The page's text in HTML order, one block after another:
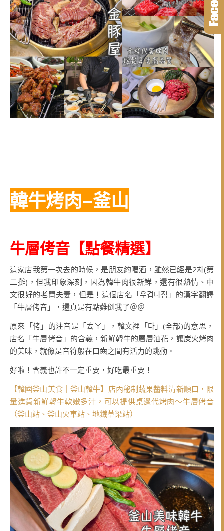
韓牛烤肉–釜山
牛層侤音 【點餐精選】
這家店我第一次去的時候，是朋友約喝酒，雖然已經是2차(第
二攤)，但我印象深刻，因為韓牛肉很新鮮，還有很熱情、中
文很好的老闆夫妻，但是！這個店名「우겹다짐」的漢字翻譯
「牛層侤音」，還真是有點難倒我了＠＠
原來「侤」的注音是「ㄊㄚ」，韓文裡「다」(全部)的意思，
店名「牛層侤音」的含義，新鮮韓牛的層層油花，讓炭火烤肉
的美味，就像是音符般在口齒之間有活力的跳動。
好啦！含義也許不一定重要，好吃最重要！
【韓國釜山美食｜釜山韓牛】店內秘制蔬果醬料清新順口，限
量進貨新鮮韓牛軟嫩多汁，可以提供桌邊代烤肉～牛層侤音
（釜山站、釜山火車站、地鐵草梁站）